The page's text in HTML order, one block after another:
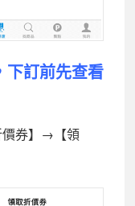
下訂前先查看
券】→【領